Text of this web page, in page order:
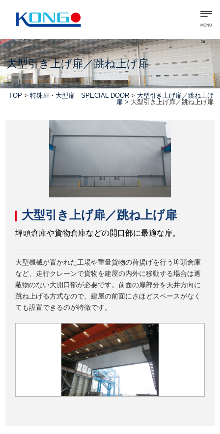
MENU
大型引き上げ扉／跳ね上げ扉
TOP > 特殊扉・大型扉 SPECIAL DOOR> 大型引き上げ扉／跳ね上げ
扉> 大型引き上げ扉／跳ね上げ扉
大型引き上げ扉／跳ね上げ扉
埠頭倉庫や貨物倉庫などの開口部に最適な扉。
大型機械が置かれた工場や重量貨物の荷揚げを行う埠頭倉庫
など、走行クレーンで貨物を建屋の内外に移動する場合は遮
蔽物のない大開口部が必要です。前面の扉部分を天井方向に
跳ね上げる方式なので、建屋の前面にさほどスペースがなく
ても設置できるのが特徴です。